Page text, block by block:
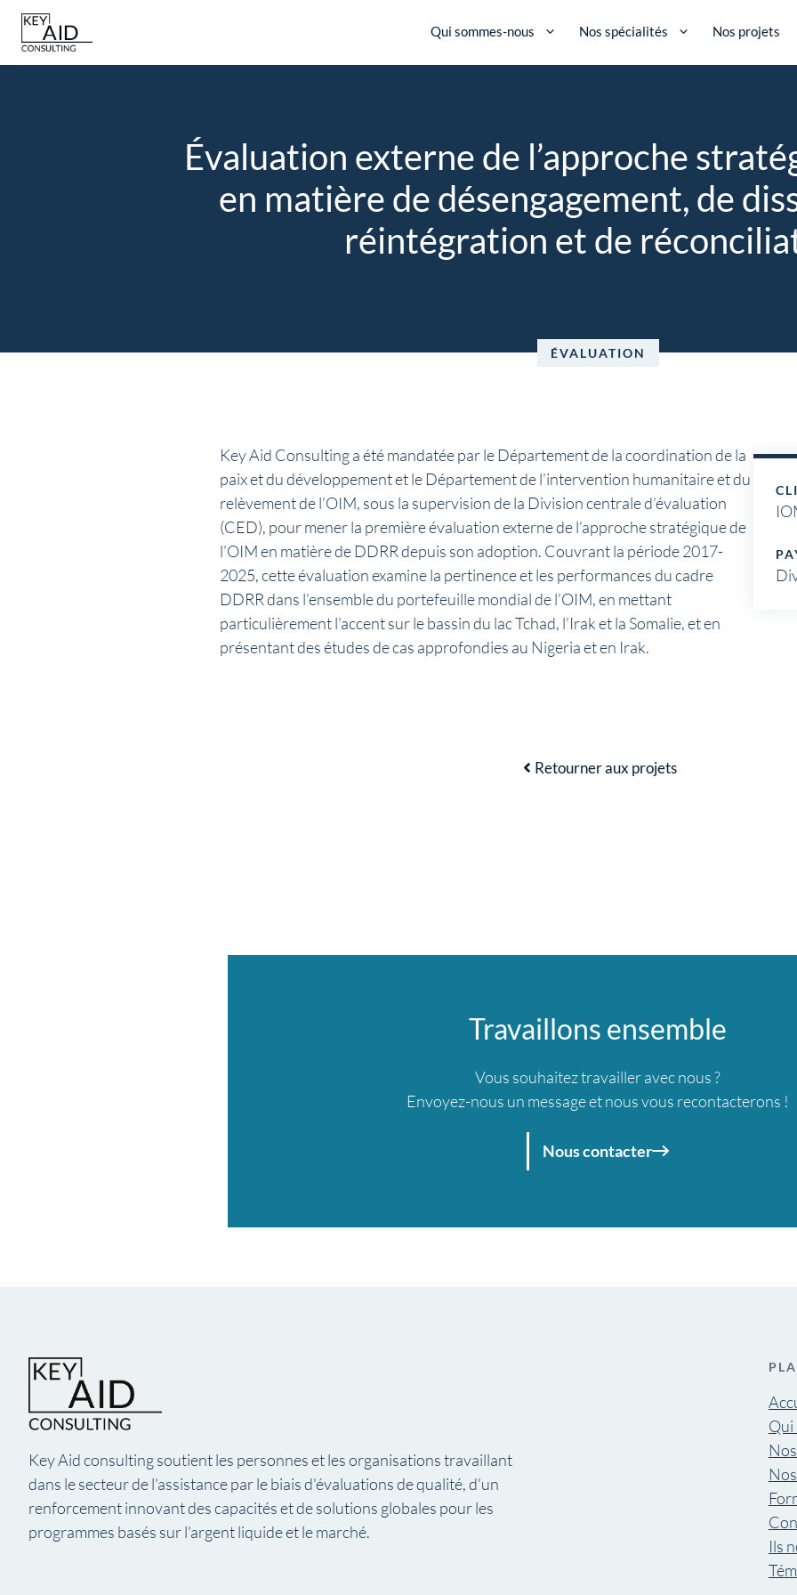
Aller
contenu
Qui sommes-nous Nos spécialités Nos projets
Évaluation externe de l’approche
en matière de désengagement, de
réintégration et de
ÉVALUATION
Key Aid Consulting a été mandatée par le Département de la coordination de la
paix et du développement et le Département de l’intervention humanitaire et du
relèvement de l’OIM, sous la supervision de la Division centrale d’évaluation
(CED), pour mener la première évaluation externe de l’approche stratégique de
l’OIM en matière de DDRR depuis son adoption. Couvrant la période 2017-
2025, cette évaluation examine la pertinence et les performances du cadre
DDRR dans l’ensemble du portefeuille mondial de l’OIM, en mettant
particulièrement l’accent sur le bassin du lac Tchad, l’Irak et la Somalie, et en
présentant des études de cas approfondies au Nigeria et en Irak.
Retourner aux projets
Travaillons ensemble
Vous souhaitez travailler avec nous ?
Envoyez-nous un message et nous vous recontacterons !
Nous contacter
Key Aid consulting soutient les personnes et les organisations travaillant
dans le secteur de l'assistance par le biais d'évaluations de qualité, d'un
renforcement innovant des capacités et de solutions globales pour les
programmes basés sur l'argent liquide et le marché.
Qui
Ils